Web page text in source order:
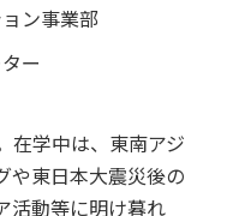
ン事業部
ー
在学中は、東南アジ
や東日本大震災後の
活動等に明け暮れ